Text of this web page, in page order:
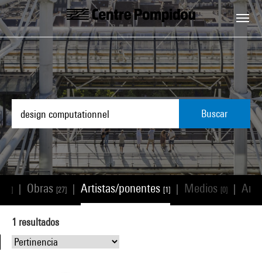
Skip to main content
Centre Pompidou
Buscar
[0] Obras [27] Artistas/ponentes [1] Medios [0]
1 resultados